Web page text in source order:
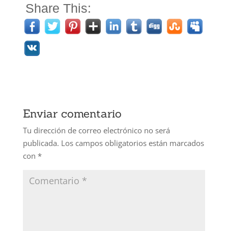
Share This:
Enviar comentario
Tu dirección de correo electrónico no será
publicada. Los campos obligatorios están marcados
con *